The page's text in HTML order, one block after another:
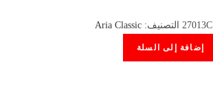
27013C التصنيف: Aria Classic
إضافة إلى السلة